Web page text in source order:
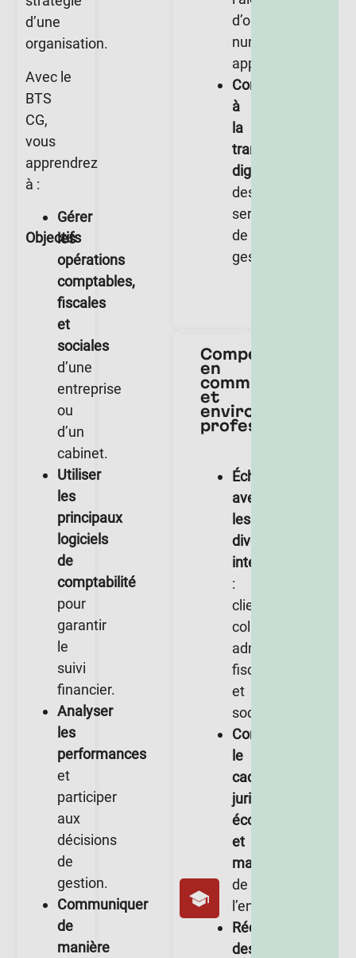
Objectifs
d’une
organisation.
Avec le
BTS
CG,
vous
apprendrez
à :
Gérer
les
opérations
comptables,
fiscales
et
sociales
d’une
entreprise
ou
d’un
cabinet.
Utiliser
les
principaux
logiciels
de
comptabilité
pour
garantir
le
suivi
financier.
Analyser
les
performances
et
participer
aux
décisions
de
gestion.
Communiquer
de
manière
d’outils
numériques
appropriés.
Contribuer
à
la
transformation
digitale
des
services
de
gestion.
Compétences
en
communication
et
environnement
professionnel
Échanger
avec
les
divers
interlocuteurs
:
clients,
collègues,
administrations
fiscales
et
sociales.
Comprendre
le
cadre
juridique,
économique
et
managérial
de
l’entreprise.
Rédiger
des